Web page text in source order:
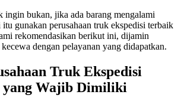
ingin bukan, jika ada barang mengalami
gunakan perusahaan truk ekspedisi terbaik
rekomendasikan berikut ini, dijamin
dengan pelayanan yang didapatkan.
Truk Ekspedisi
yang Wajib Dimiliki